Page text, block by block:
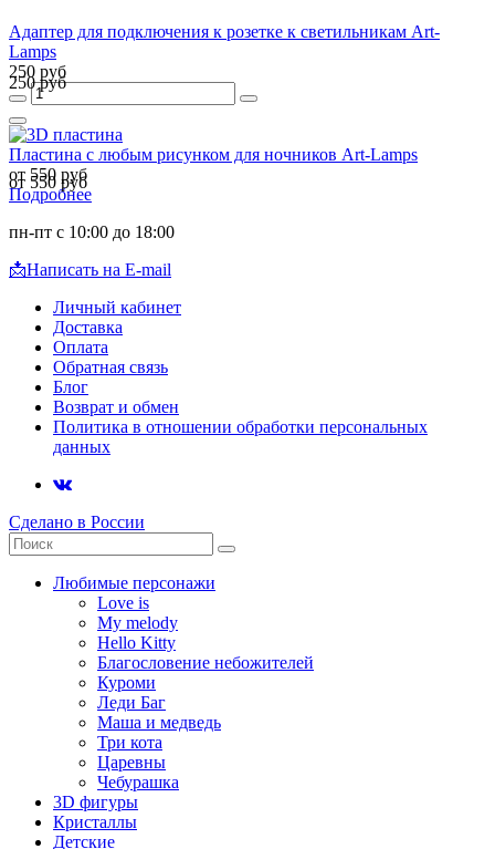
Адаптер для подключения к розетке к светильникам Art-
Lamps
250 руб
250 руб
Пластина с любым рисунком для ночников Art-Lamps
от 550 руб
от 550 руб
Подробнее
пн-пт с 10:00 до 18:00
📩Написать на E-mail
Личный кабинет
Доставка
Оплата
Обратная связь
Блог
Возврат и обмен
Политика в отношении обработки персональных
данных
Сделано в России
Любимые персонажи
Love is
My melody
Hello Kitty
Благословение небожителей
Куроми
Леди Баг
Маша и медведь
Три кота
Царевны
Чебурашка
3D фигуры
Кристаллы
Детские